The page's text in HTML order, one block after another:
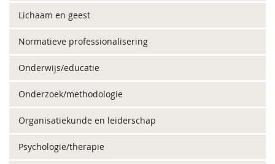
Lichaam en geest
Normatieve professionalisering
Onderwijs/educatie
Onderzoek/methodologie
Organisatiekunde en leiderschap
Psychologie/therapie